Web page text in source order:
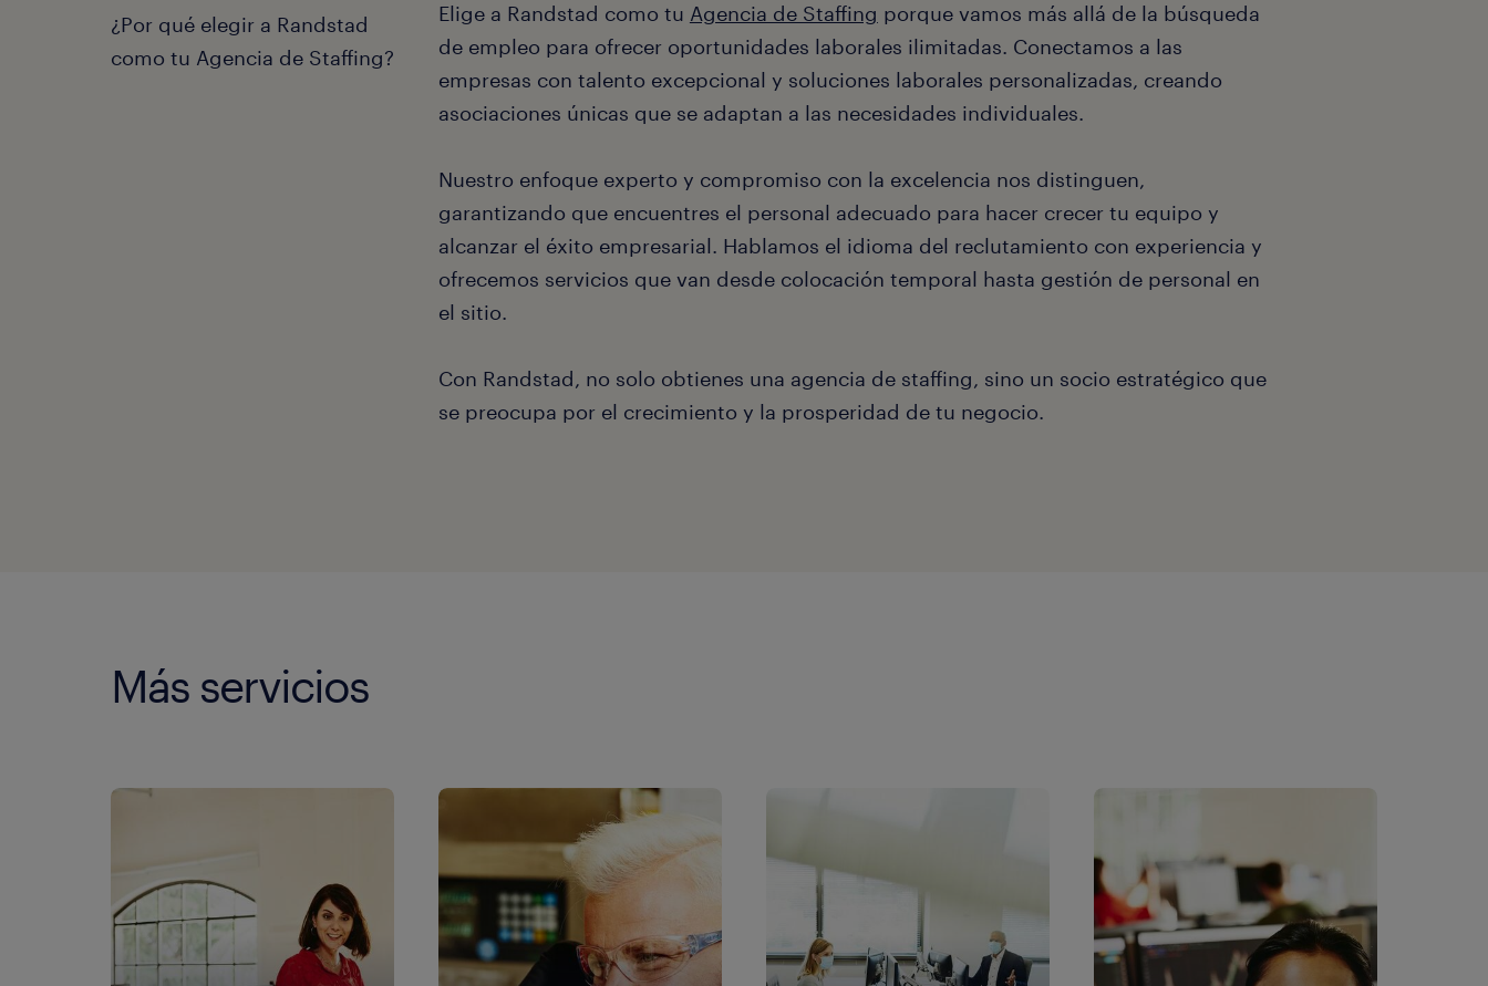
¿Por qué elegir a Randstad
como tu Agencia de Staffing?
Elige a Randstad como tu Agencia de Staffing porque vamos más allá de la búsqueda
de empleo para ofrecer oportunidades laborales ilimitadas. Conectamos a las
empresas con talento excepcional y soluciones laborales personalizadas, creando
asociaciones únicas que se adaptan a las necesidades individuales.
Nuestro enfoque experto y compromiso con la excelencia nos distinguen,
garantizando que encuentres el personal adecuado para hacer crecer tu equipo y
alcanzar el éxito empresarial. Hablamos el idioma del reclutamiento con experiencia y
ofrecemos servicios que van desde colocación temporal hasta gestión de personal en
el sitio.
Con Randstad, no solo obtienes una agencia de staffing, sino un socio estratégico que
se preocupa por el crecimiento y la prosperidad de tu negocio.
Más servicios